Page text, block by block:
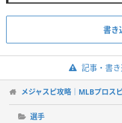
書き
記事・書
メジャスピ攻略｜MLBプロス
選手